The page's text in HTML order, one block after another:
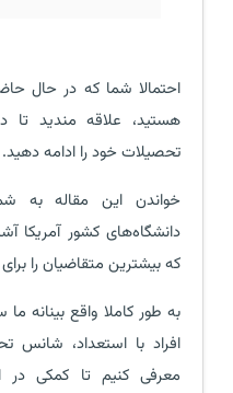
احتمالا شما که در حال
هستید، علاقه مندید تا
تحصیلات خود را ادامه دهید.
خواندن این مقاله به
دانشگاه‌های کشور آمریکا
که بیشترین متقاضیان را
به طور کاملا واقع بینانه
افراد با استعداد، شانس
معرفی کنیم تا کمکی